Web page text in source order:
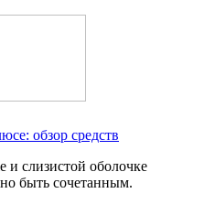
обзор средств
и слизистой оболочке
быть сочетанным.